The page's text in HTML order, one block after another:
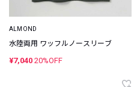
ALMOND
水陸両用 ワッフルノースリーブ
¥7,040 20%OFF